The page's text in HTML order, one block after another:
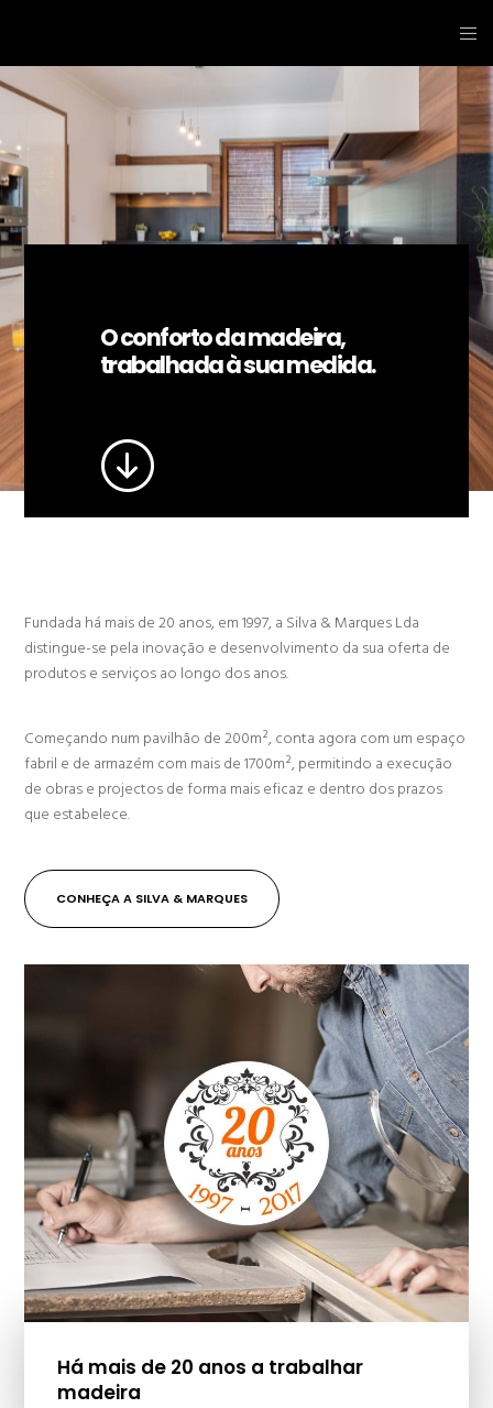
O conforto da madeira,
trabalhada à sua medida.
Fundada há mais de 20 anos, em 1997, a Silva & Marques Lda
distingue-se pela inovação e desenvolvimento da sua oferta de
produtos e serviços ao longo dos anos.
Começando num pavilhão de 200m², conta agora com um espaço
fabril e de armazém com mais de 1700m², permitindo a execução
de obras e projectos de forma mais eficaz e dentro dos prazos
que estabelece.
CONHEÇA A SILVA & MARQUES
Há mais de 20 anos a trabalhar
madeira